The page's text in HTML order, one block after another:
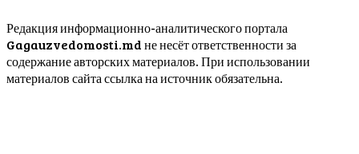
Редакция информационно-аналитического портала
Gagauzvedomosti.md не несёт ответственности за
содержание авторских материалов. При использовании
материалов сайта ссылка на источник обязательна.